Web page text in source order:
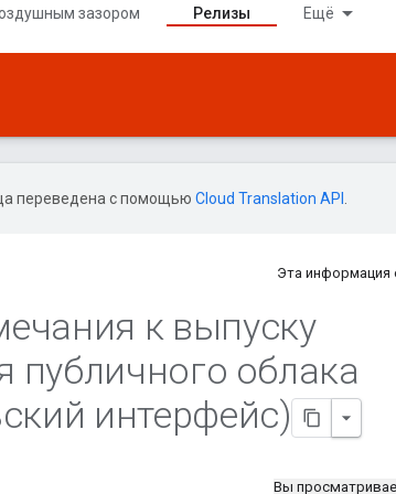
зазором Релизы Ещё
переведена с помощью Cloud Translation API
Эта информация
к выпуску
публичного облака
интерфейс)
Вы